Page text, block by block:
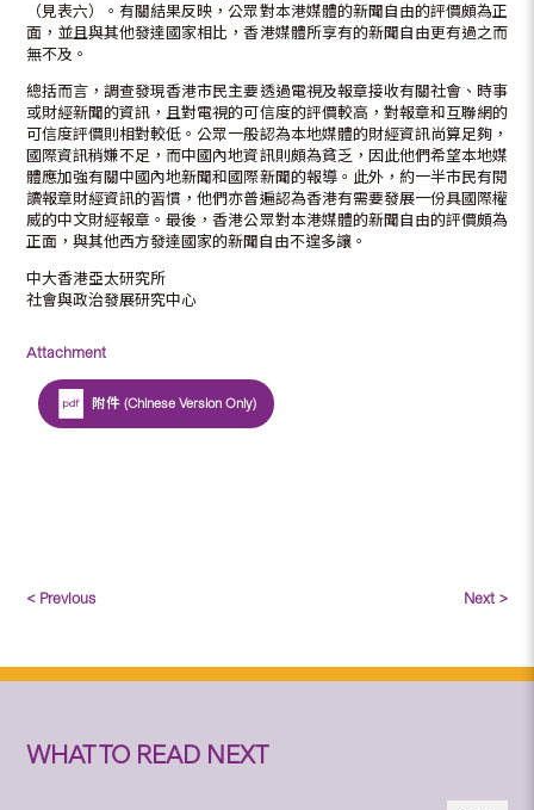
（見表六）。有關結果反映，公眾對本港媒體的新聞自由的評價頗為正
面，並且與其他發達國家相比，香港媒體所享有的新聞自由更有過之而
無不及。
總括而言，調查發現香港市民主要透過電視及報章接收有關社會、時事
或財經新聞的資訊，且對電視的可信度的評價較高，對報章和互聯網的
可信度評價則相對較低。公眾一般認為本地媒體的財經資訊尚算足夠，
國際資訊稍嫌不足，而中國內地資訊則頗為貧乏，因此他們希望本地媒
體應加強有關中國內地新聞和國際新聞的報導。此外，約一半市民有閱
讀報章財經資訊的習慣，他們亦普遍認為香港有需要發展一份具國際權
威的中文財經報章。最後，香港公眾對本港媒體的新聞自由的評價頗為
正面，與其他西方發達國家的新聞自由不遑多讓。
中大香港亞太研究所
社會與政治發展研究中心
Attachment
附件 (Chinese Version Only)
< Previous Next >
WHAT TO READ NEXT